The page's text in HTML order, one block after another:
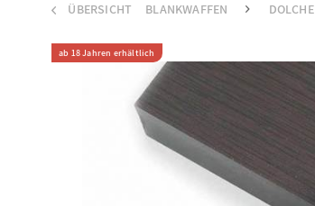
ÜBERSICHT BLANKWAFFEN DOLCHE
ab 18 Jahren erhältlich